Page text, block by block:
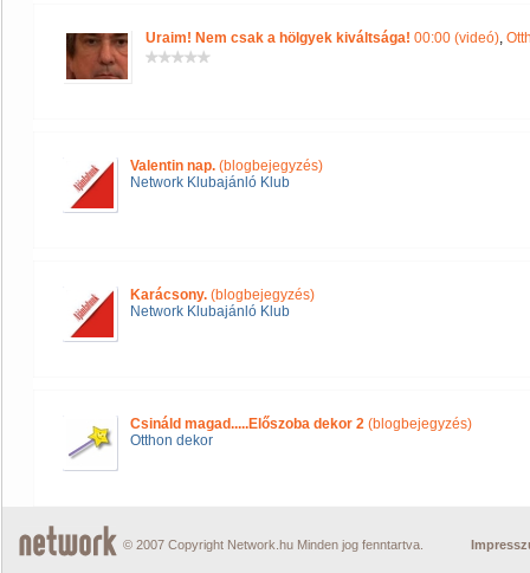
Uraim! Nem csak a hölgyek kiváltsága! 00:00 (videó),
Valentin nap. (blogbejegyzés)
Network Klubajánló Klub
Karácsony. (blogbejegyzés)
Network Klubajánló Klub
Csináld magad.....Előszoba dekor 2 (blogbejegyzés)
Otthon dekor
© 2007 Copyright Network.hu Minden jog fenntartva.